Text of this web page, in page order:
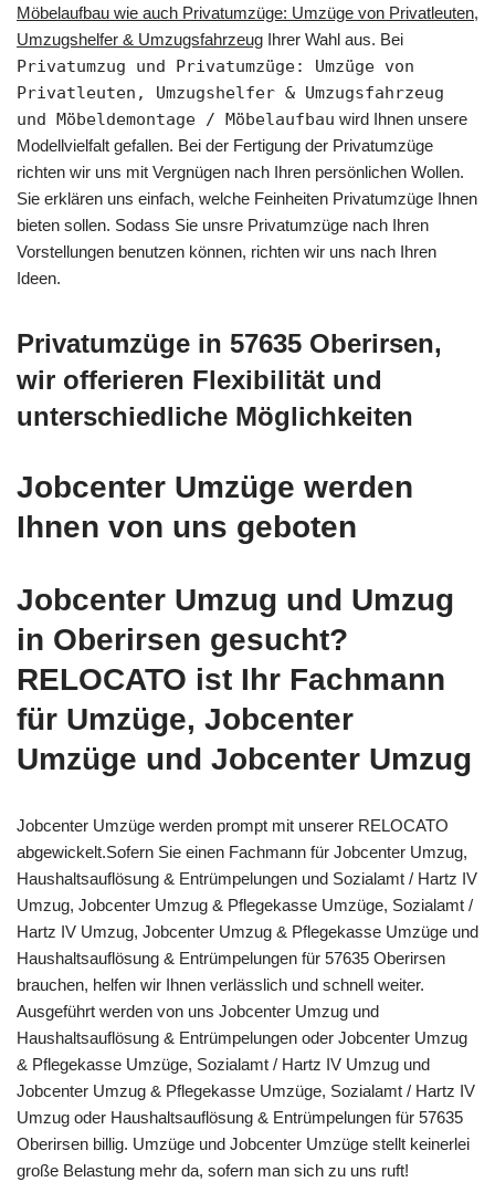
Möbelaufbau wie auch Privatumzüge: Umzüge von Privatleuten,
Umzugshelfer & Umzugsfahrzeug Ihrer Wahl aus. Bei
Privatumzug und Privatumzüge: Umzüge von
Privatleuten, Umzugshelfer & Umzugsfahrzeug
und Möbeldemontage / Möbelaufbau wird Ihnen unsere
Modellvielfalt gefallen. Bei der Fertigung der Privatumzüge
richten wir uns mit Vergnügen nach Ihren persönlichen Wollen.
Sie erklären uns einfach, welche Feinheiten Privatumzüge Ihnen
bieten sollen. Sodass Sie unsre Privatumzüge nach Ihren
Vorstellungen benutzen können, richten wir uns nach Ihren
Ideen.
Privatumzüge in 57635 Oberirsen,
wir offerieren Flexibilität und
unterschiedliche Möglichkeiten
Jobcenter Umzüge werden
Ihnen von uns geboten
Jobcenter Umzug und Umzug
in Oberirsen gesucht?
RELOCATO ist Ihr Fachmann
für Umzüge, Jobcenter
Umzüge und Jobcenter Umzug
Jobcenter Umzüge werden prompt mit unserer RELOCATO
abgewickelt.Sofern Sie einen Fachmann für Jobcenter Umzug,
Haushaltsauflösung & Entrümpelungen und Sozialamt / Hartz IV
Umzug, Jobcenter Umzug & Pflegekasse Umzüge, Sozialamt /
Hartz IV Umzug, Jobcenter Umzug & Pflegekasse Umzüge und
Haushaltsauflösung & Entrümpelungen für 57635 Oberirsen
brauchen, helfen wir Ihnen verlässlich und schnell weiter.
Ausgeführt werden von uns Jobcenter Umzug und
Haushaltsauflösung & Entrümpelungen oder Jobcenter Umzug
& Pflegekasse Umzüge, Sozialamt / Hartz IV Umzug und
Jobcenter Umzug & Pflegekasse Umzüge, Sozialamt / Hartz IV
Umzug oder Haushaltsauflösung & Entrümpelungen für 57635
Oberirsen billig. Umzüge und Jobcenter Umzüge stellt keinerlei
große Belastung mehr da, sofern man sich zu uns ruft!